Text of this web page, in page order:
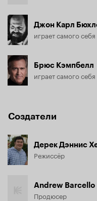
Джон Карл
играет самого себя
Брюс Кэмпбелл
играет самого себя
Создатели
Дерек Дэннис
Режиссёр
Andrew Barcello
Продюсер